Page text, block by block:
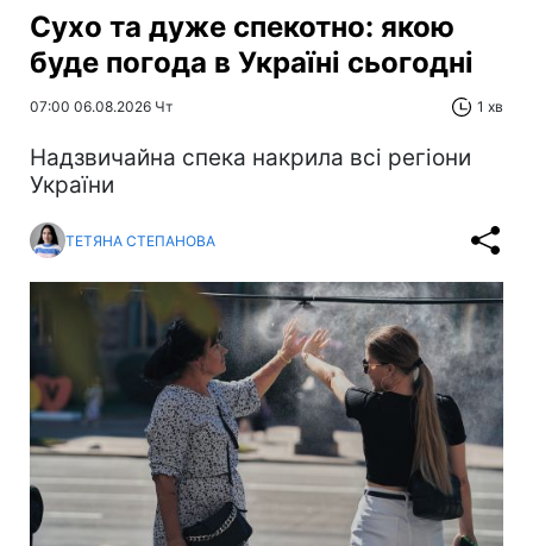
Сухо та дуже спекотно: якою
буде погода в Україні сьогодні
07:00 06.08.2026 Чт 1 хв
Надзвичайна спека накрила всі регіони
України
ТЕТЯНА СТЕПАНОВА